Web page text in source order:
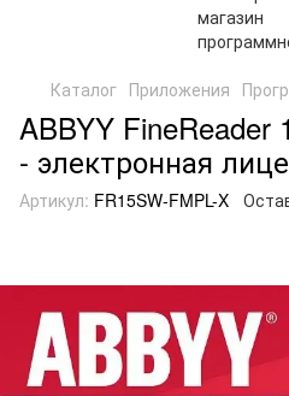
Каталог Приложения
ABBYY FineReader
- электронная
Артикул: FR15SW-FMPL-X